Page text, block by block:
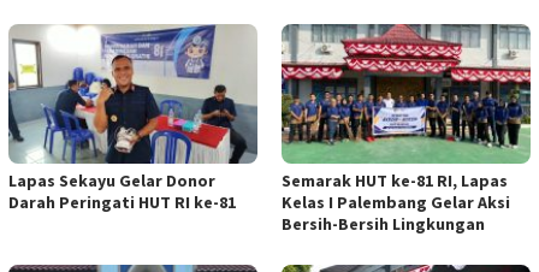
Lapas Sekayu Gelar Donor
Darah Peringati HUT RI ke-81
Semarak HUT ke-81 RI, Lapas
Kelas I Palembang Gelar Aksi
Bersih-Bersih Lingkungan